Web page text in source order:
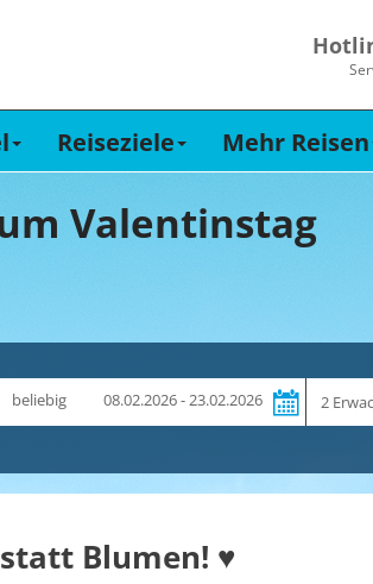
Reiseziele Mehr Reisen
Valentinstag
Zeitraum
beliebig 08.02.2026 - 23.02.2026
Blumen! ♥